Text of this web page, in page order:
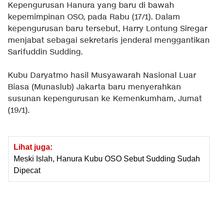
Kepengurusan Hanura yang baru di bawah
kepemimpinan OSO, pada Rabu (17/1). Dalam
kepengurusan baru tersebut, Harry Lontung Siregar
menjabat sebagai sekretaris jenderal menggantikan
Sarifuddin Sudding.
Kubu Daryatmo hasil Musyawarah Nasional Luar
Biasa (Munaslub) Jakarta baru menyerahkan
susunan kepengurusan ke Kemenkumham, Jumat
(19/1).
Lihat juga:
Meski Islah, Hanura Kubu OSO Sebut Sudding Sudah
Dipecat